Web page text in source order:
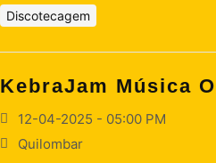
Discotecagem
KebraJam Música
12-04-2025 - 05:00 PM
Quilombar